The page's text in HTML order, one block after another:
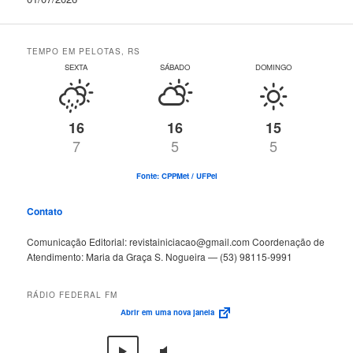
TEMPO EM PELOTAS, RS
SEXTA
16
7
SÁBADO
16
5
DOMINGO
15
5
Fonte: CPPMet / UFPel
Contato
Comunicação Editorial: revistainiciacao@gmail.com Coordenação de
Atendimento: Maria da Graça S. Nogueira — (53) 98115-9991
RÁDIO FEDERAL FM
Abrir em uma nova janela